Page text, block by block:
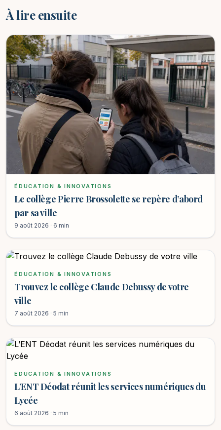
À lire ensuite
ÉDUCATION & INNOVATIONS
Le collège Pierre Brossolette se repère d’abord
par sa ville
9 août 2026 · 6 min
ÉDUCATION & INNOVATIONS
Trouvez le collège Claude Debussy de votre
ville
7 août 2026 · 5 min
ÉDUCATION & INNOVATIONS
L’ENT Déodat réunit les services numériques du
Lycée
6 août 2026 · 5 min